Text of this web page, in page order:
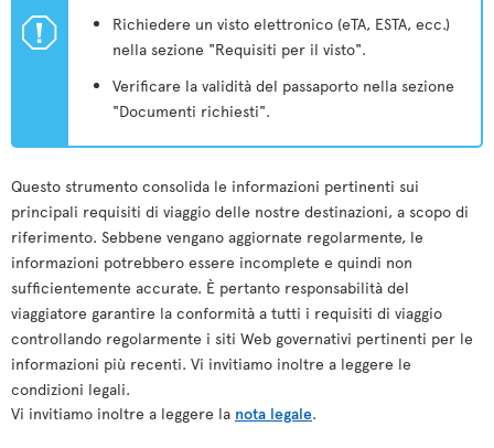
ü
Richiedere un visto elettronico (eTA, ESTA, ecc.)
nella sezione "Requisiti per il visto".
Verificare la validità del passaporto nella sezione
"Documenti richiesti".
Questo strumento consolida le informazioni pertinenti sui
principali requisiti di viaggio delle nostre destinazioni, a scopo di
riferimento. Sebbene vengano aggiornate regolarmente, le
informazioni potrebbero essere incomplete e quindi non
sufficientemente accurate. È pertanto responsabilità del
viaggiatore garantire la conformità a tutti i requisiti di viaggio
controllando regolarmente i siti Web governativi pertinenti per le
informazioni più recenti. Vi invitiamo inoltre a leggere le
condizioni legali.
Vi invitiamo inoltre a leggere la nota legale.